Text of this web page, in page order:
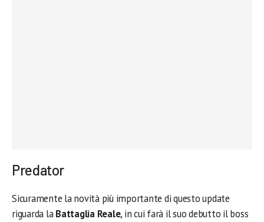
Predator
Sicuramente la novità più importante di questo update
riguarda laBattaglia Reale, in cui farà il suo debutto il boss